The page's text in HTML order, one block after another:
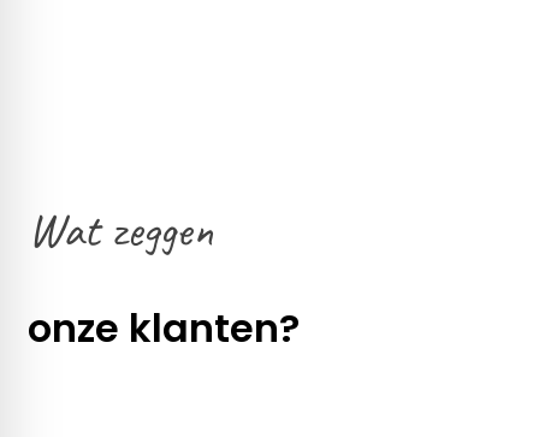
Wat zeggen
onze klanten?